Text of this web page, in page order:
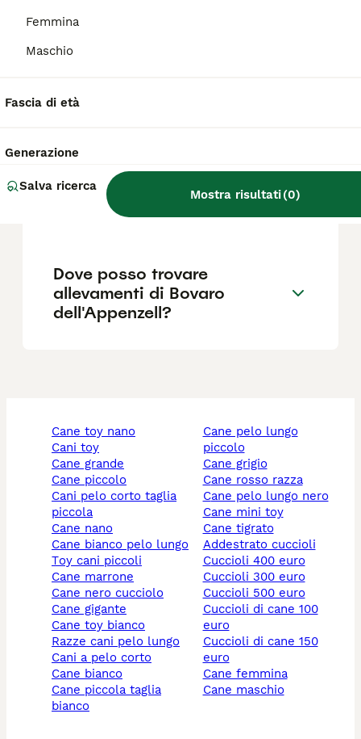
Femmina
Maschio
Fascia di età
Generazione
Salva ricerca
Mostra risultati(0)
razza con un'aspettativa di vita di circa 15
dell'Appenzell?
Qual è la differenza tra il
Bovaro dell'Appenzell e gli
altri bovari svizzeri?
Dove posso trovare
allevamenti di Bovaro
dell'Appenzell?
cane toy nano
cani toy
cane grande
cane piccolo
cani pelo corto taglia
piccola
cane nano
cane bianco pelo lungo
toy cani piccoli
cane marrone
cane nero cucciolo
cane gigante
cane toy bianco
razze cani pelo lungo
cani a pelo corto
cane bianco
cane piccola taglia
bianco
cane pelo lungo
piccolo
cane grigio
cane rosso razza
cane pelo lungo nero
cane mini toy
cane tigrato
addestrato cuccioli
cuccioli 400 euro
cuccioli 300 euro
cuccioli 500 euro
cuccioli di cane 100
euro
cuccioli di cane 150
euro
cane femmina
cane maschio